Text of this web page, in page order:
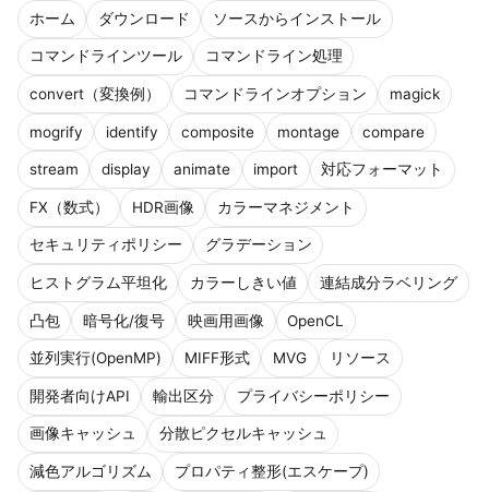
ホーム ダウンロード ソースからインストール
コマンドラインツール コマンドライン処理
convert（変換例） コマンドラインオプション magick
mogrify identify composite montage compare
stream display animate import 対応フォーマット
FX（数式） HDR画像 カラーマネジメント
セキュリティポリシー グラデーション
ヒストグラム平坦化 カラーしきい値 連結成分ラベリング
凸包 暗号化/復号 映画用画像 OpenCL
並列実行(OpenMP) MIFF形式 MVG リソース
開発者向けAPI 輸出区分 プライバシーポリシー
画像キャッシュ 分散ピクセルキャッシュ
減色アルゴリズム プロパティ整形(エスケープ)